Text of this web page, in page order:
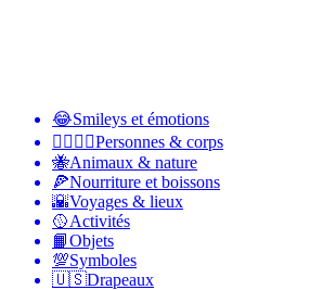
😂Smileys et émotions
👩‍❤️‍💋‍👨Personnes & corps
🐝Animaux & nature
🍕Nourriture et boissons
🌇Voyages & lieux
🥎Activités
📙Objets
💯Symboles
🇺🇸Drapeaux